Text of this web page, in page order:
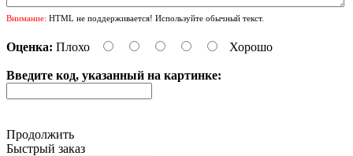
Внимание: HTML не поддерживается! Используйте обычный текст.
Оценка: Плохо Хорошо
Введите код, указанный на картинке:
Продолжить
Быстрый заказ